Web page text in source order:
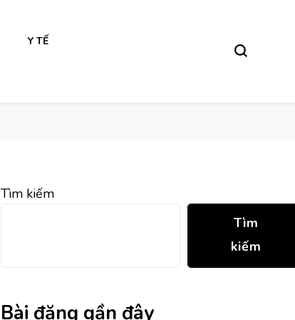
Y TẾ
Tìm kiếm
Tìm
kiếm
Bài đăng gần đây